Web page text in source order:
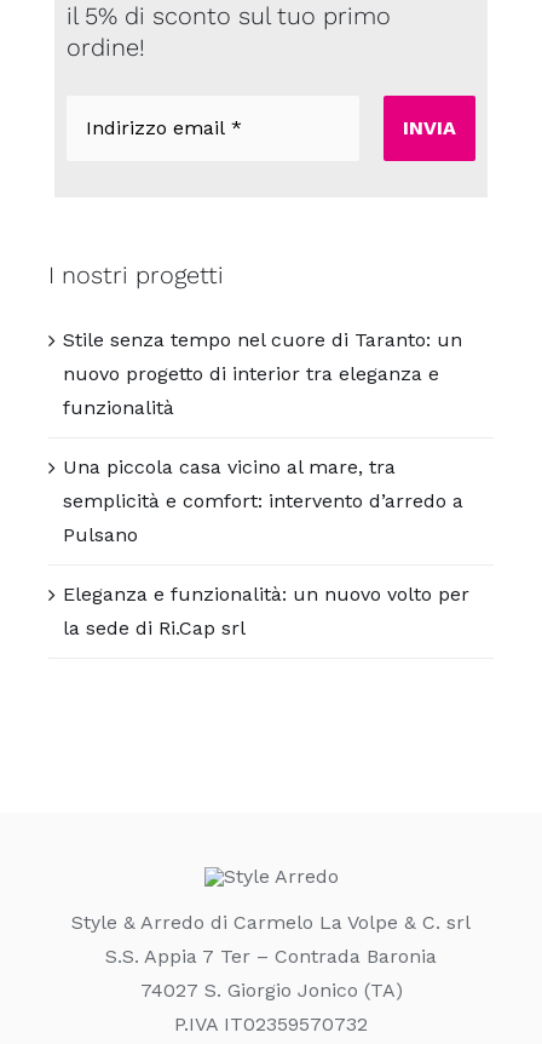
il 5% di sconto sul tuo primo
ordine!
email
I nostri progetti
Stile senza tempo nel cuore di Taranto: un
nuovo progetto di interior tra eleganza e
funzionalità
Una piccola casa vicino al mare, tra
semplicità e comfort: intervento d’arredo a
Pulsano
Eleganza e funzionalità: un nuovo volto per
la sede di Ri.Cap srl
Style & Arredo di Carmelo La Volpe & C. srl
S.S. Appia 7 Ter – Contrada Baronia
74027 S. Giorgio Jonico (TA)
P.IVA IT02359570732